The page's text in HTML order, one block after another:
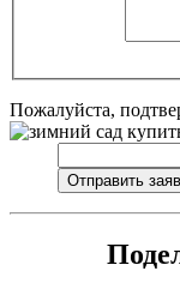
Пожалуйста,